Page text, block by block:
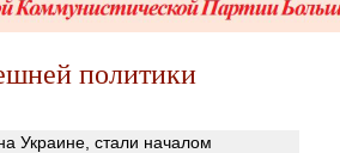
политики
Украине, стали началом